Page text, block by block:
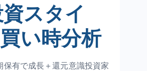
スタイ
い時分析
保有で成長＋還元意識投資家